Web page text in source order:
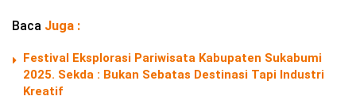
Baca Juga :
Festival Eksplorasi Pariwisata Kabupaten Sukabumi
2025. Sekda : Bukan Sebatas Destinasi Tapi Industri
Kreatif